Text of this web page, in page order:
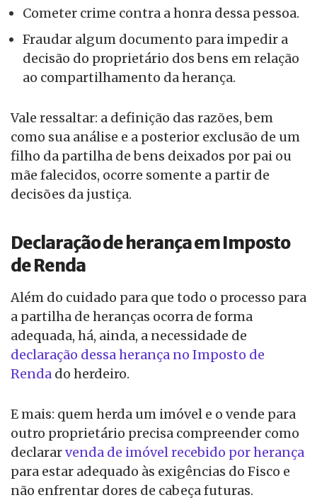
Cometer crime contra a honra dessa pessoa.
Fraudar algum documento para impedir a
decisão do proprietário dos bens em relação
ao compartilhamento da herança.
Vale ressaltar: a definição das razões, bem
como sua análise e a posterior exclusão de um
filho da partilha de bens deixados por pai ou
mãe falecidos, ocorre somente a partir de
decisões da justiça.
Declaração de herança em Imposto
de Renda
Além do cuidado para que todo o processo para
a partilha de heranças ocorra de forma
adequada, há, ainda, a necessidade de
declaração dessa herança no Imposto de
Renda do herdeiro.
E mais: quem herda um imóvel e o vende para
outro proprietário precisa compreender como
declararvenda de imóvel recebido por herança
para estar adequado às exigências do Fisco e
não enfrentar dores de cabeça futuras.